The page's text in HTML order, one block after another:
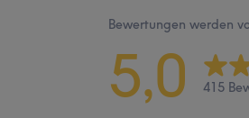
Bewertungen werden
5,0 415